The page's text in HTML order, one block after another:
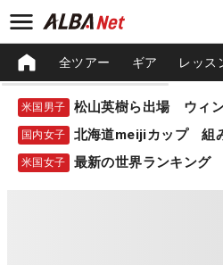
全ツアー ギア レッス
米国男子 松山英樹ら出場 ウィ
国内女子 北海道meijiカップ 組
米国女子 最新の世界ランキング